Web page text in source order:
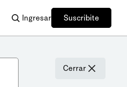
Ingresar Suscribite
Cerrar